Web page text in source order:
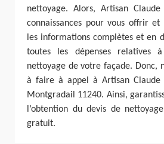
nettoyage. Alors, Artisan
connaissances pour vous offrir et
les informations complètes et en
toutes les dépenses relatives
nettoyage de votre façade. Donc,
à faire à appel à Artisan Claude
Montgradail 11240. Ainsi,
l’obtention du devis de
gratuit.